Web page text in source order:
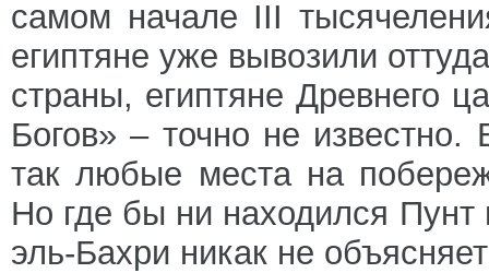
самом начале III
египтяне уже вывозили
страны, египтяне Древнего
Богов» – точно не
так любые места на
Но где бы ни находился
эль-Бахри никак не